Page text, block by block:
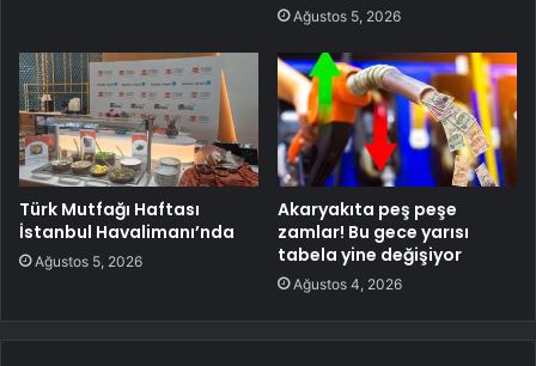
Ağustos 5, 2026
Türk Mutfağı Haftası
İstanbul Havalimanı’nda
Ağustos 5, 2026
Akaryakıta peş peşe
zamlar! Bu gece yarısı
tabela yine değişiyor
Ağustos 4, 2026